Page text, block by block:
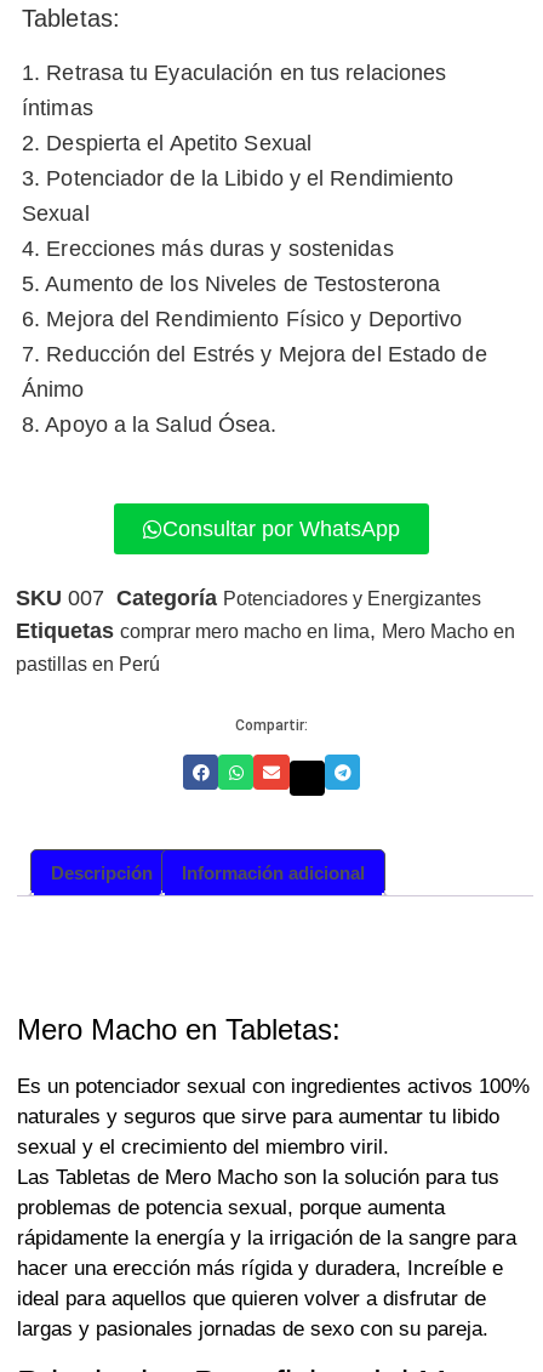
Tabletas:
1. Retrasa tu Eyaculación en tus relaciones
íntimas
2. Despierta el Apetito Sexual
3. Potenciador de la Libido y el Rendimiento
Sexual
4. Erecciones más duras y sostenidas
5. Aumento de los Niveles de Testosterona
6. Mejora del Rendimiento Físico y Deportivo
7. Reducción del Estrés y Mejora del Estado de
Ánimo
8. Apoyo a la Salud Ósea.
Consultar por WhatsApp
SKU 007 Categoría Potenciadores y Energizantes
Etiquetas comprar mero macho en lima, Mero Macho en
pastillas en Perú
Compartir:
Descripción Información adicional
Mero Macho en Tabletas:
Es un potenciador sexual con ingredientes activos 100%
naturales y seguros que sirve para aumentar tu libido
sexual y el crecimiento del miembro viril.
Las Tabletas de Mero Macho son la solución para tus
problemas de potencia sexual, porque aumenta
rápidamente la energía y la irrigación de la sangre para
hacer una erección más rígida y duradera, Increíble e
ideal para aquellos que quieren volver a disfrutar de
largas y pasionales jornadas de sexo con su pareja.